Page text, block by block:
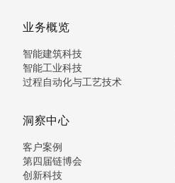
业务概览
智能建筑科技
智能工业科技
过程自动化与工艺技术
洞察中心
客户案例
第四届链博会
创新科技